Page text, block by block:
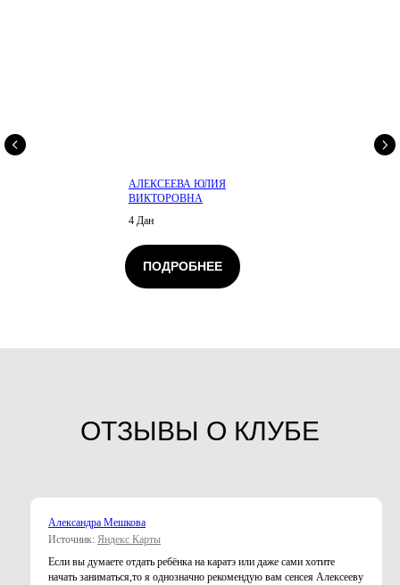
АЛЕКСЕЕВА ЮЛИЯ
ВИКТОРОВНА
4 Дан
ПОДРОБНЕЕ
ОТЗЫВЫ О КЛУБЕ
Александра Мешкова
Источник: Яндекс Карты
Если вы думаете отдать ребёнка на каратэ или даже сами хотите
начать заниматься,то я однозначно рекомендую вам сенсея Алексееву